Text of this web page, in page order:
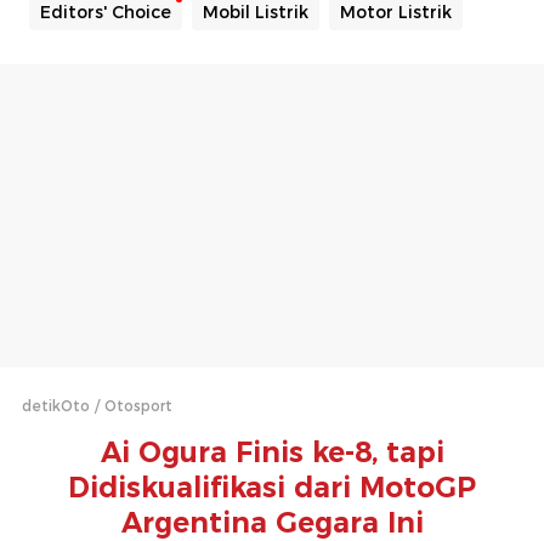
Editors' Choice Mobil Listrik Motor Listrik
detikOto Otosport
Ai Ogura Finis ke-8, tapi
Didiskualifikasi dari MotoGP
Argentina Gegara Ini